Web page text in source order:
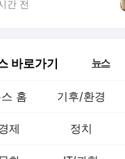
간 전
바로가기 뉴스
홈 기후/환경
제 정치